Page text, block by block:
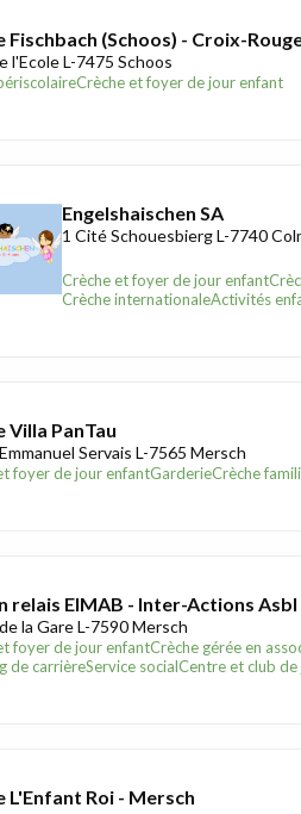
Fischbach (Schoos) - Croix-
l'Ecole L-7475 Schoos
Crèche et foyer de jour enfant
Engelshaischen SA
1 Cité Schouesbierg L-7740
Crèche et foyer de jour enfant
Crèche internationaleActivités
Villa PanTau
Servais L-7565 Mersch
foyer de jour enfantGarderieCrèche
relais EIMAB - Inter-Actions Asbl
la Gare L-7590 Mersch
foyer de jour enfantCrèche gérée en
de carrièreService socialCentre et club de
L'Enfant Roi - Mersch